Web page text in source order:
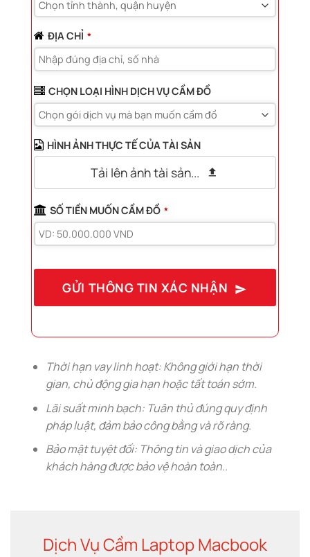
ĐỊA CHỈ *
CHỌN LOẠI HÌNH DỊCH VỤ CẦM ĐỒ
HÌNH ẢNH THỰC TẾ CỦA TÀI SẢN
Tải lên ảnh tài sản...
SỐ TIỀN MUỐN CẦM ĐỒ *
GỬI THÔNG TIN XÁC NHẬN
should
left
blankThời hạn vay linh hoạt: Không giới hạn thời
gian, chủ động gia hạn hoặc tất toán sớm.
Lãi suất minh bạch: Tuân thủ đúng quy định
pháp luật, đảm bảo công bằng và rõ ràng.
Bảo mật tuyệt đối: Thông tin và giao dịch của
khách hàng được bảo vệ hoàn toàn..
Dịch Vụ Cầm Laptop Macbook